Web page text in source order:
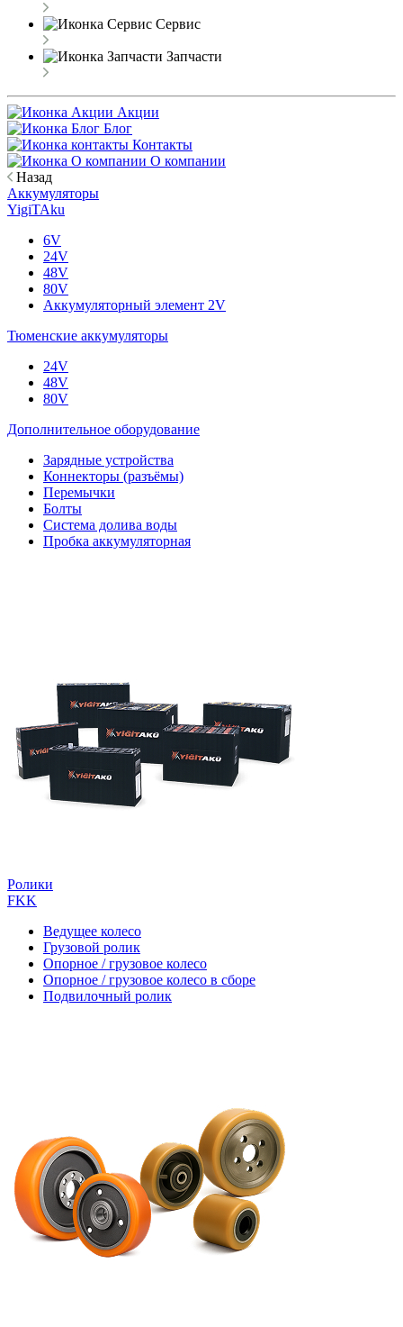
Сервис
Запчасти
Акции
Блог
Контакты
О компании
Назад
Аккумуляторы
YigiTAku
6V
24V
48V
80V
Аккумуляторный элемент 2V
Тюменские аккумуляторы
24V
48V
80V
Дополнительное оборудование
Зарядные устройства
Коннекторы (разъёмы)
Перемычки
Болты
Система долива воды
Пробка аккумуляторная
Ролики
FKK
Ведущее колесо
Грузовой ролик
Опорное / грузовое колесо
Опорное / грузовое колесо в сборе
Подвилочный ролик